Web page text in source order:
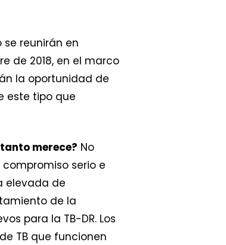
reunirán en
de 2018, en el marco
la oportunidad de
este tipo que
merece? No
serio e
elevada de
de la
para la TB-DR. Los
TB que funcionen